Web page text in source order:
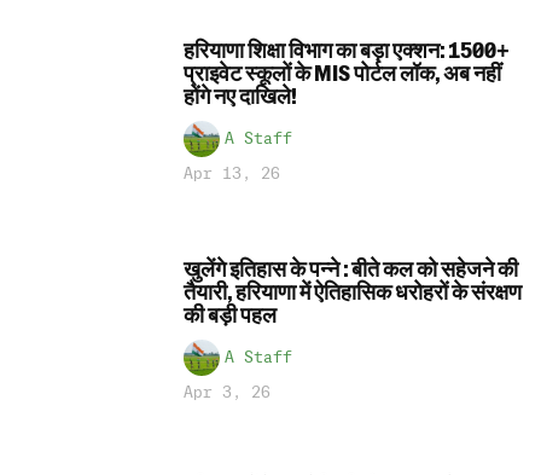
हरियाणा शिक्षा विभाग का बड़ा एक्शन: 1500+
प्राइवेट स्कूलों के MIS पोर्टल लॉक, अब नहीं
होंगे नए दाखिले!
A Staff
Apr 13, 26
खुलेंगे इतिहास के पन्ने : बीते कल को सहेजने की
तैयारी, हरियाणा में ऐतिहासिक धरोहरों के संरक्षण
की बड़ी पहल
A Staff
Apr 3, 26